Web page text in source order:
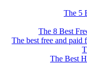
The 5
The 8 Best
The best free and paid
The Best